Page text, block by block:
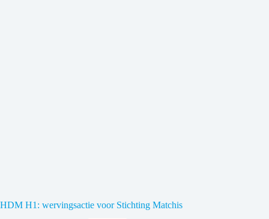
HDM H1: wervingsactie voor Stichting Matchis